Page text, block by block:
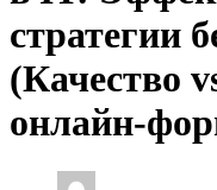
стратегии
(Качество
онлайн-